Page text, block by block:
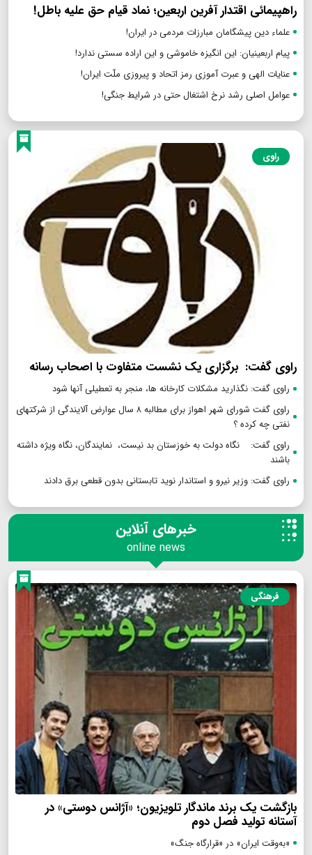
راهپیمائی اقتدار آفرین اربعین؛ نماد قیام حق علیه باطل!
علماء دین پیشگامان مبارزات مردمی در ایران!
پیام اربعینیان: این انگیزه خاموشی و این اراده سستی ندارد!
عنایات الهی و عبرت آموزی رمز اتحاد و پیروزی ملّت ایران!
عوامل اصلی رشد نرخ اشتغال حتی در شرایط جنگی!
راوی
راوی گفت: برگزاری یک نشست متفاوت با اصحاب رسانه
راوی گفت: نگذارید مشکلات کارخانه ها، منجر به تعطیلی آنها شود
راوی گفت شورای شهر اهواز برای مطالبه ۸ سال عوارض آلایندگی از شرکتهای
نفتی چه کرده ؟
راوی گفت: نگاه دولت به خوزستان بد نیست، نمایندگان، نگاه ویژه داشته
باشند
راوی گفت: وزیر نیرو و استاندار نوید تابستانی بدون قطعی برق دادند
خبرهای آنلاین
online news
فرهنگی
بازگشت یک برند ماندگار تلویزیون؛ «آژانس دوستی» در
آستانه تولید فصل دوم
«به‌وقت ایران» در «قرارگاه جنگ»